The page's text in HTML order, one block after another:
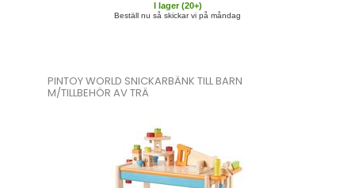
I lager (20+)
Beställ nu så skickar vi på måndag
PINTOY WORLD SNICKARBÄNK TILL BARN
M/TILLBEHÖR AV TRÄ